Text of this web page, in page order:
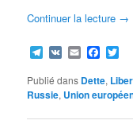
Continuer la lecture →
Telegram
VK Email
Publié dans Dette,
Russie, Union